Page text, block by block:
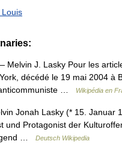
Louis
Melvin J. Lasky Pour les
décédé le 19 mai 2004
…
Wikipédia en
Jonah Lasky (* 15. Januar
und Protagonist der
…
Deutsch Wikipedia